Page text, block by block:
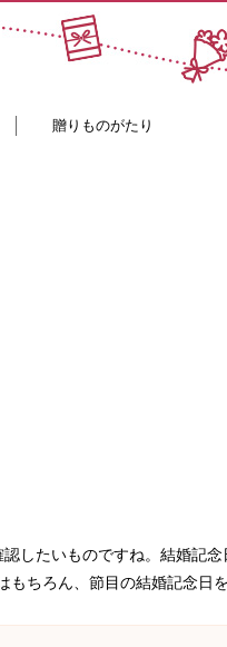
贈りものがたり
したいものですね。結婚記
ちろん、節目の結婚記念日